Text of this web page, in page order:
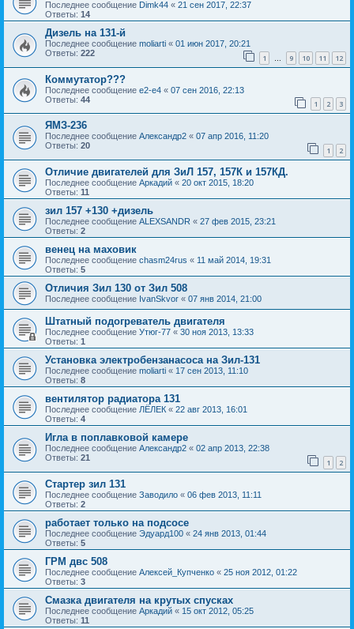
Последнее сообщение Dimk44 « 21 сен 2017, 22:37
Ответы: 14
Дизель на 131-й
Последнее сообщение moliarti « 01 июн 2017, 20:21
Ответы: 222 1 … 9 10 11 12
Коммутатор???
Последнее сообщение e2-e4 « 07 сен 2016, 22:13
Ответы: 44 1 2 3
ЯМЗ-236
Последнее сообщение Александр2 « 07 апр 2016, 11:20
Ответы: 20 1 2
Отличие двигателей для ЗиЛ 157, 157К и 157КД.
Последнее сообщение Аркадий « 20 окт 2015, 18:20
Ответы: 11
зил 157 +130 +дизель
Последнее сообщение ALEXSANDR « 27 фев 2015, 23:21
Ответы: 2
венец на маховик
Последнее сообщение chasm24rus « 11 май 2014, 19:31
Ответы: 5
Отличия Зил 130 от Зил 508
Последнее сообщение IvanSkvor « 07 янв 2014, 21:00
Штатный подогреватель двигателя
Последнее сообщение Утюг-77 « 30 ноя 2013, 13:33
Ответы: 1
Установка электробензанасоса на Зил-131
Последнее сообщение moliarti « 17 сен 2013, 11:10
Ответы: 8
вентилятор радиатора 131
Последнее сообщение ЛЁЛЕК « 22 авг 2013, 16:01
Ответы: 4
Игла в поплавковой камере
Последнее сообщение Александр2 « 02 апр 2013, 22:38
Ответы: 21 1 2
Стартер зил 131
Последнее сообщение Заводило « 06 фев 2013, 11:11
Ответы: 2
работает только на подсосе
Последнее сообщение Эдуард100 « 24 янв 2013, 01:44
Ответы: 5
ГРМ двс 508
Последнее сообщение Алексей_Купченко « 25 ноя 2012, 01:22
Ответы: 3
Смазка двигателя на крутых спусках
Последнее сообщение Аркадий « 15 окт 2012, 05:25
Ответы: 11